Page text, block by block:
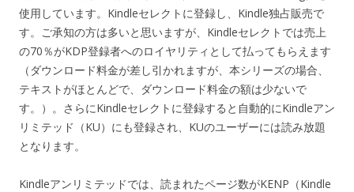
使用しています。Kindleセレクトに登録し、Kindle独占販売で
す。ご承知の方は多いと思いますが、Kindleセレクトでは売上
の70％がKDP登録者へのロイヤリティとして払ってもらえます
（ダウンロード料金が差し引かれますが、本シリーズの場合、
テキストがほとんどで、ダウンロード料金の額は少ないで
す。）。さらにKindleセレクトに登録すると自動的にKindleアン
リミテッド（KU）にも登録され、KUのユーザーには読み放題
となります。
Kindleアンリミテッドでは、読まれたページ数がKENP（Kindle